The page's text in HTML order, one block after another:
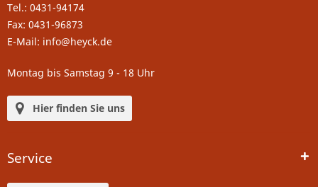
Tel.: 0431-94174
Fax: 0431-96873
E-Mail: info@heyck.de
Montag bis Samstag 9 - 18 Uhr
Hier finden Sie uns
Service